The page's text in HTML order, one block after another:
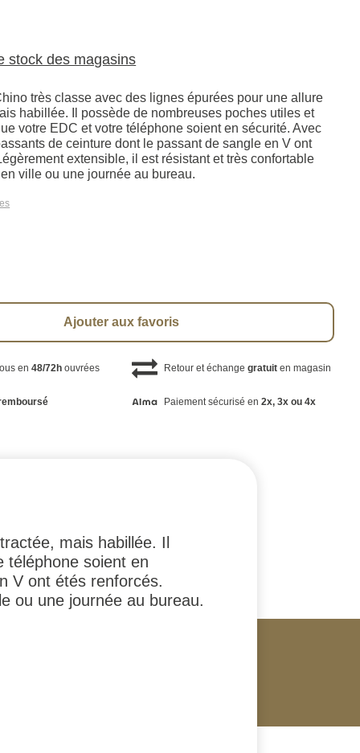
stock des magasins
très classe avec des lignes épurées pour une allure
habillée. Il possède de nombreuses poches utiles et
votre EDC et votre téléphone soient en sécurité. Avec
de ceinture dont le passant de sangle en V ont
extensible, il est résistant et très confortable
ville ou une journée au bureau.
Ajouter aux favoris
en48/72h ouvrées Retour et échange gratuiten magasin
Paiement sécurisé en 2x, 3x ou 4x
mais habillée. Il
téléphone soient en
V ont étés renforcés.
ou une journée au bureau.